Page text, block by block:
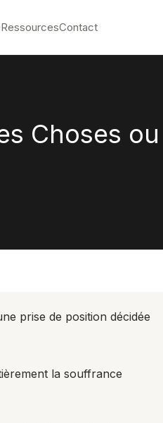
RessourcesContact
Choses
prise de position décidée
la souffrance